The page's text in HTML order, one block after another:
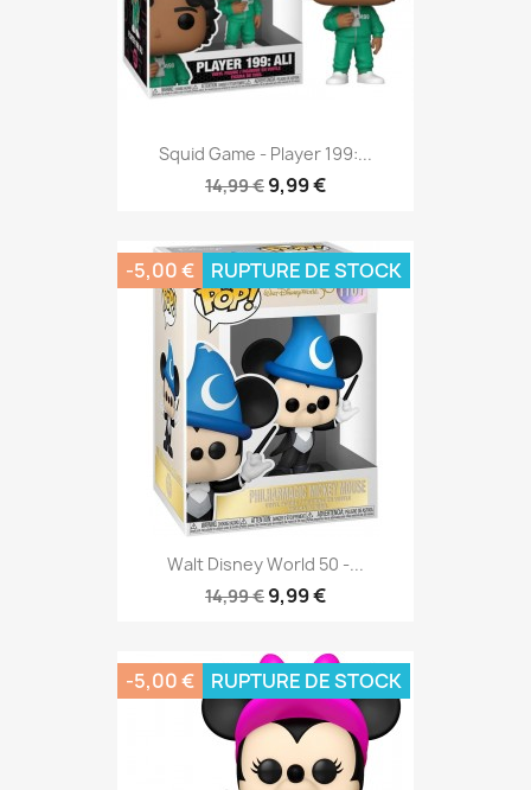
Squid Game - Player 199:...
14,99 € 9,99 €
Walt Disney World 50 -...
14,99 € 9,99 €
-5,00 € RUPTURE DE STOCK
-5,00 € RUPTURE DE STOCK